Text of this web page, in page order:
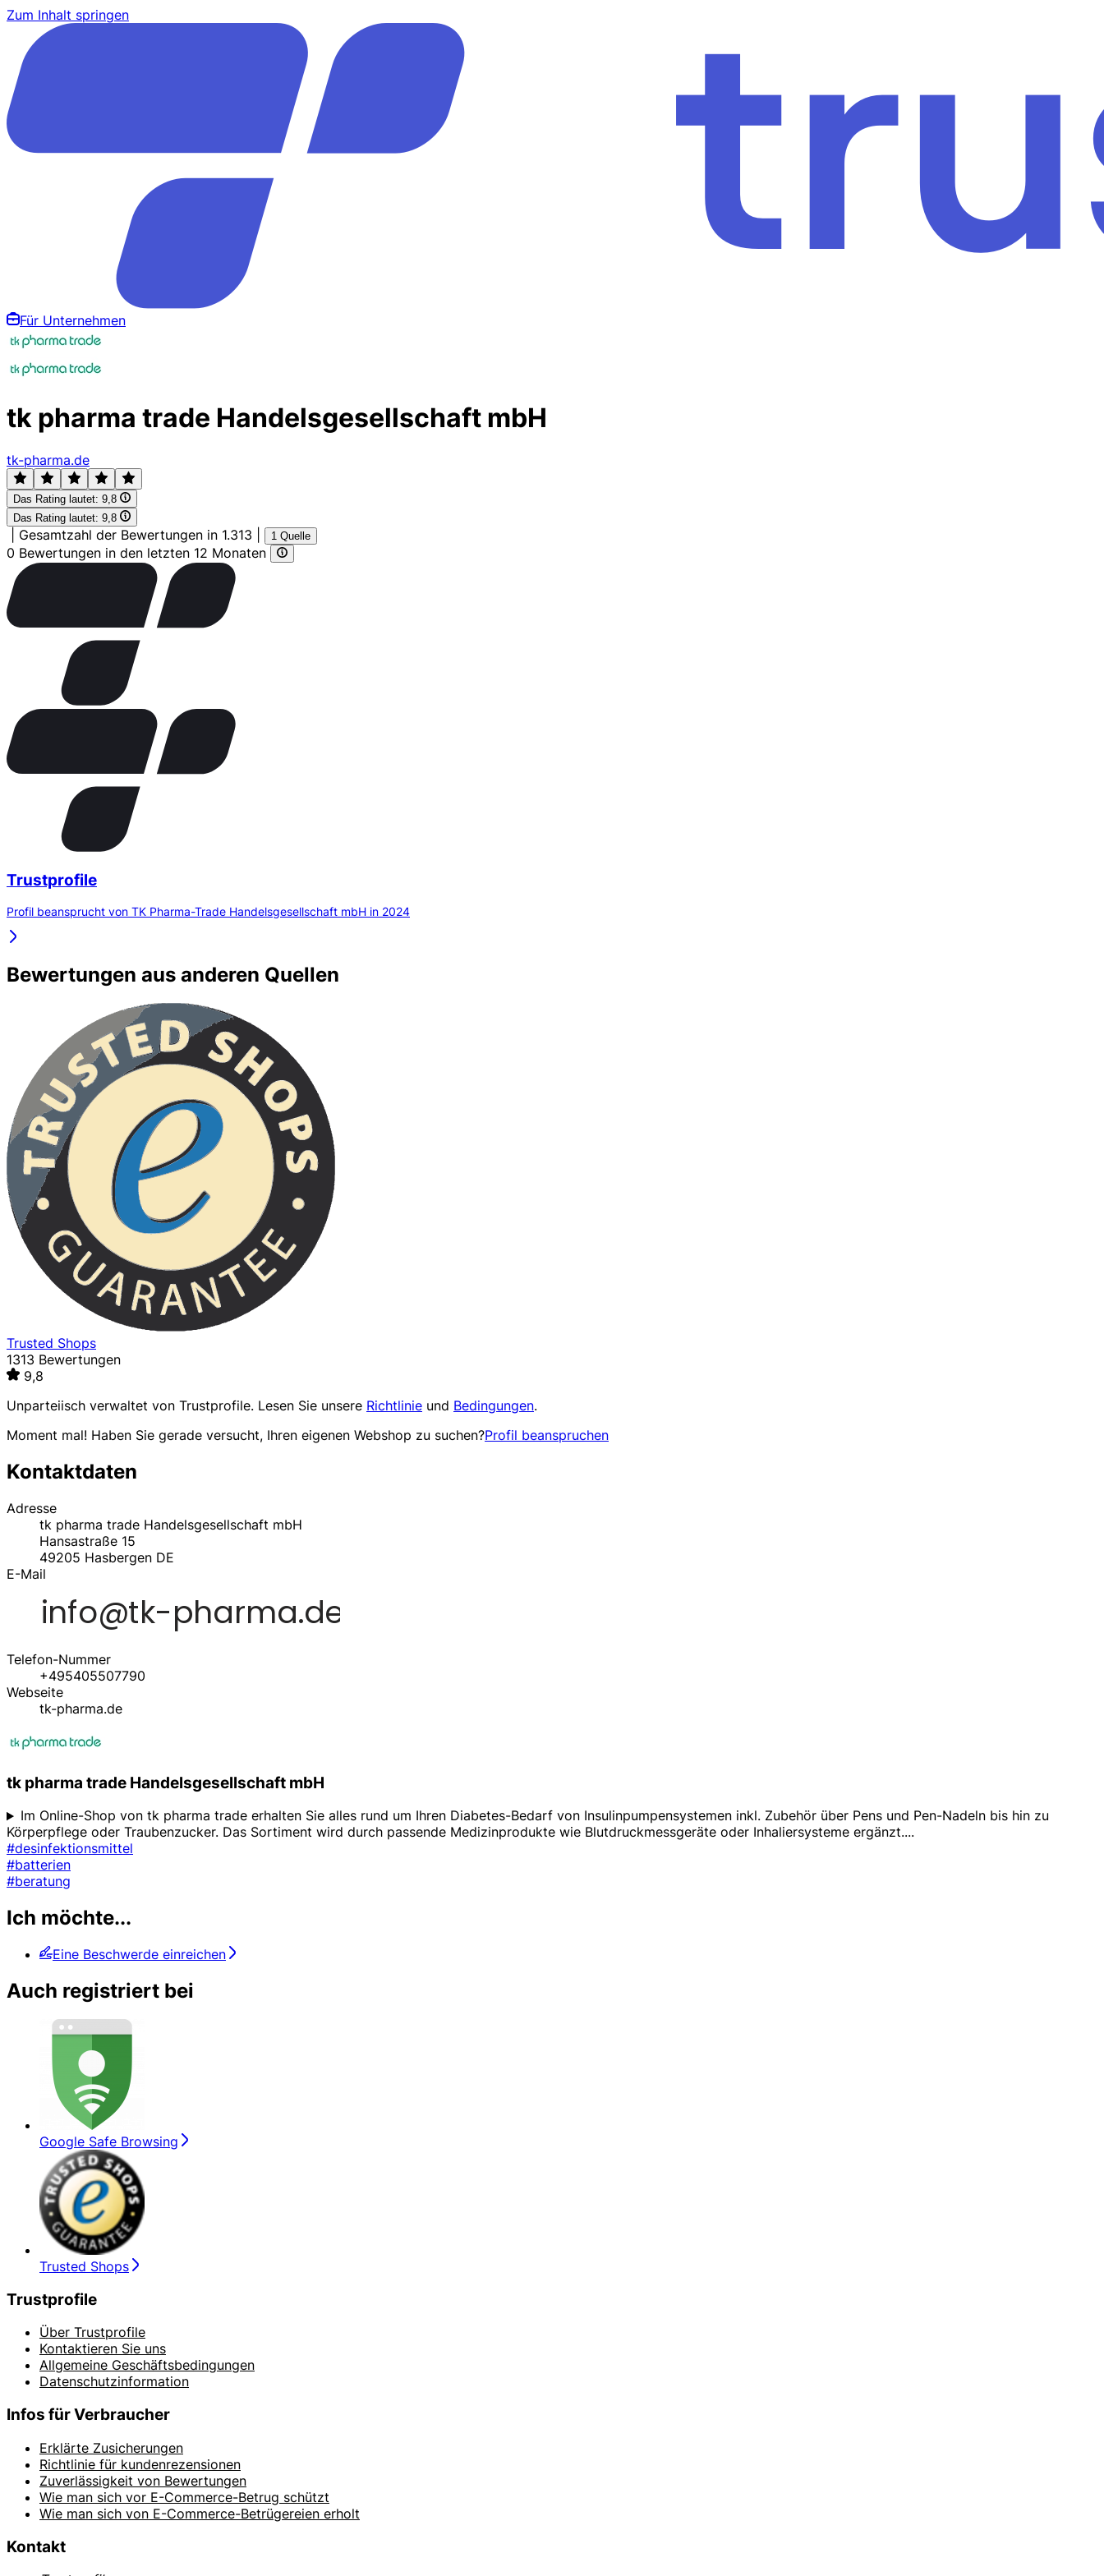
Zum Inhalt springen
Für Unternehmen
tk pharma trade Handelsgesellschaft mbH
tk-pharma.de
Das Rating lautet: 9,8
Das Rating lautet: 9,8
Gesamtzahl der Bewertungen in 1.313 1 Quelle
0 Bewertungen in den letzten 12 Monaten
Trustprofile
Profil beansprucht von TK Pharma-Trade Handelsgesellschaft mbH in 2024
Bewertungen aus anderen Quellen
Trusted Shops
1313 Bewertungen
9,8
Unparteiisch verwaltet von Trustprofile. Lesen Sie unsere Richtlinie und Bedingungen.
Moment mal! Haben Sie gerade versucht, Ihren eigenen Webshop zu suchen?Profil beanspruchen
Kontaktdaten
Adresse
tk pharma trade Handelsgesellschaft mbH
Hansastraße 15
49205 Hasbergen DE
E-Mail
Telefon-Nummer
+495405507790
Webseite
tk-pharma.de
tk pharma trade Handelsgesellschaft mbH
Im Online-Shop von tk pharma trade erhalten Sie alles rund um Ihren Diabetes-Bedarf von Insulinpumpensystemen inkl. Zubehör über Pens und Pen-Nadeln bis hin zu
Körperpflege oder Traubenzucker. Das Sortiment wird durch passende Medizinprodukte wie Blutdruckmessgeräte oder Inhaliersysteme ergänzt....
#desinfektionsmittel
#batterien
#beratung
Ich möchte...
Eine Beschwerde einreichen
Auch registriert bei
Google Safe Browsing
Trusted Shops
Trustprofile
Über Trustprofile
Kontaktieren Sie uns
Allgemeine Geschäftsbedingungen
Datenschutzinformation
Infos für Verbraucher
Erklärte Zusicherungen
Richtlinie für kundenrezensionen
Zuverlässigkeit von Bewertungen
Wie man sich vor E-Commerce-Betrug schützt
Wie man sich von E-Commerce-Betrügereien erholt
Kontakt